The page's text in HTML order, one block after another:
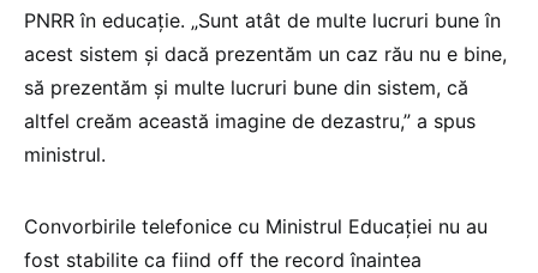
PNRR în educație. „Sunt atât de multe lucruri bune în
acest sistem și dacă prezentăm un caz rău nu e bine,
să prezentăm și multe lucruri bune din sistem, că
altfel creăm această imagine de dezastru,” a spus
ministrul.
Convorbirile telefonice cu Ministrul Educației nu au
fost stabilite ca fiind off the record înaintea